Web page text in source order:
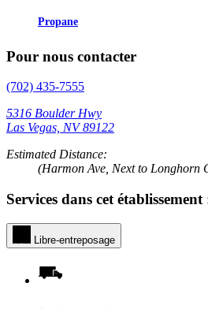
Propane
Pour nous contacter
(702) 435-7555
5316 Boulder Hwy
Las Vegas, NV 89122
Estimated Distance:
(Harmon Ave, Next to Longhorn
Services dans cet établissement
Libre-entreposage